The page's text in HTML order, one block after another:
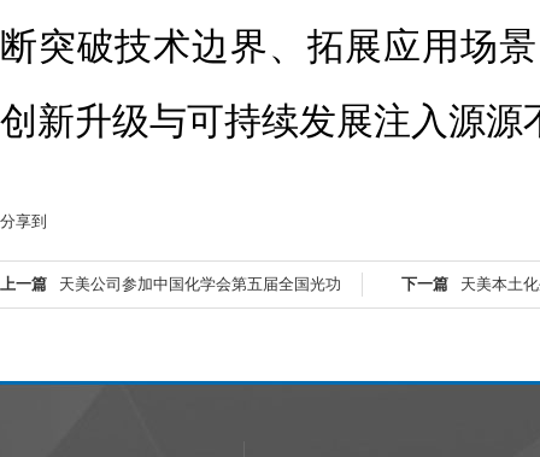
断突破技术边界、拓展应用场
创新升级与可持续发展注入源源
分享到
上一篇
天美公司参加中国化学会第五届全国光功
能材料青年学者研讨会
下一篇
天美本土
土发光材料与器件